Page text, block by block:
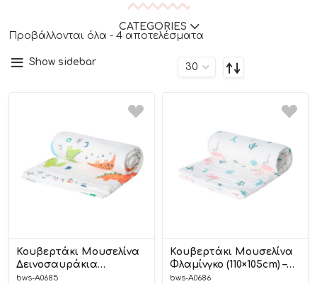
CATEGORIES
Προβάλλονται όλα - 4 αποτελέσματα
Show sidebar
Κουβερτάκι Μουσελίνα
Δεινοσαυράκια
(110×105cm) – Minene
bws-A0685
Κουβερτάκι Μουσελίνα
Φλαμίνγκο (110×105cm) –
Minene
bws-A0686